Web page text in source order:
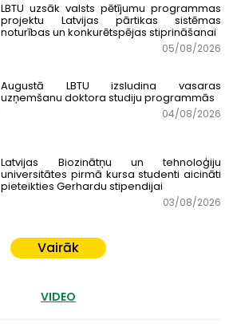
LBTU uzsāk valsts pētījumu programmas
projektu Latvijas pārtikas sistēmas
noturības un konkurētspējas stiprināšanai
05/08/2026
Augustā LBTU izsludina vasaras
uzņemšanu doktora studiju programmās
04/08/2026
Latvijas Biozinātņu un tehnoloģiju
universitātes pirmā kursa studenti aicināti
pieteikties Gerhardu stipendijai
03/08/2026
Vairāk
VIDEO